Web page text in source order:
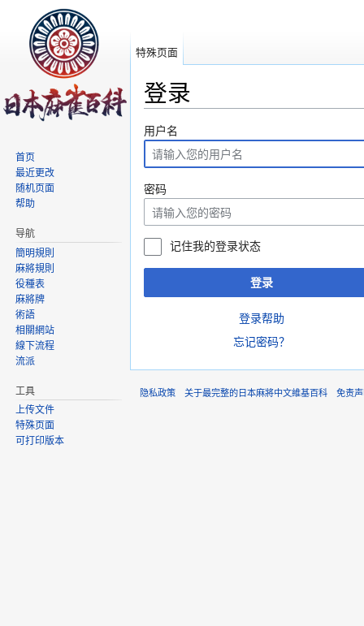
登录
用户名
密码
记住我的登录状态
登录
登录帮助
忘记密码？
特殊页面
首页
最近更改
随机页面
帮助
导航
簡明規則
麻將規則
役種表
麻將牌
術語
相關網站
線下流程
流派
工具
上传文件
特殊页面
可打印版本
隐私政策 关于最完整的日本麻將中文維基百科 免责